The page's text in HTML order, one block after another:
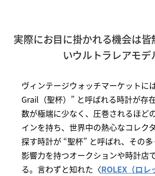
実際にお目に掛かれる機会は皆
いウルトラレアモデ
ヴィンテージウォッチマーケットに
Grail（聖杯）” と呼ばれる時計が存
数が極端に少なく、圧巻されるほど
インを持ち、世界中の熱心なコレク
探す時計が “聖杯” と呼ばれ、その
影響力を持つオークションや時計店
る。言わずと知れた〈ROLEX（ロレ